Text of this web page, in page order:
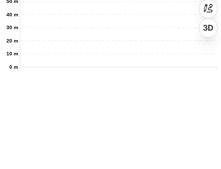
0 m
10 m
20 m
30 m
40 m
50 m
3D